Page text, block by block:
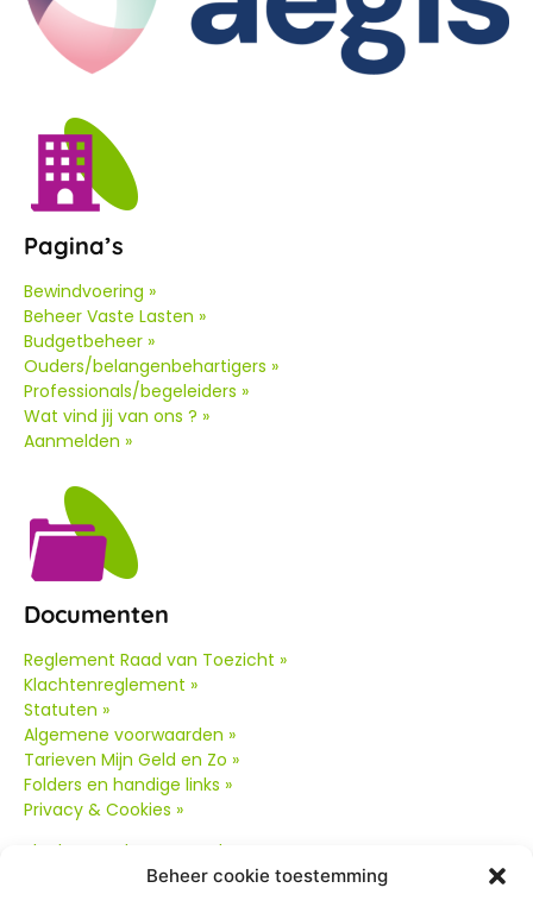
Beheer cookie toestemming
Pagina’s
Bewindvoering »
Beheer Vaste Lasten »
Budgetbeheer »
Ouders/belangenbehartigers »
Professionals/begeleiders »
Wat vind jij van ons ? »
Aanmelden »
Documenten
Reglement Raad van Toezicht »
Klachtenreglement »
Statuten »
Algemene voorwaarden »
Tarieven Mijn Geld en Zo »
Folders en handige links »
Privacy & Cookies »
Klachtenreglement oud